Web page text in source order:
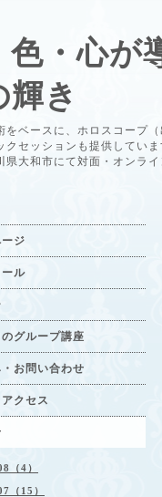
・心が
輝き
をベースに、ホロスコープ
クセッションも提供してい
県大和市にて対面・オンラ
ージ
ル
グループ講座
お問い合わせ
クセス
（4）
（15）